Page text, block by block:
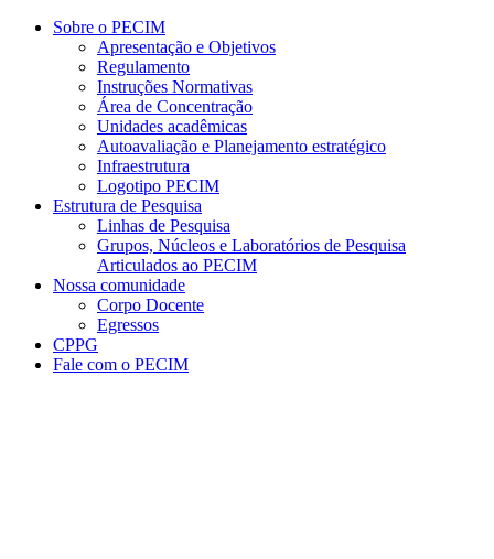
Conteúdo principal Menu principal
Sobre o PECIM
Apresentação e Objetivos
Regulamento
Instruções Normativas
Área de Concentração
Unidades acadêmicas
Autoavaliação e Planejamento estratégico
Infraestrutura
Logotipo PECIM
Estrutura de Pesquisa
Linhas de Pesquisa
Grupos, Núcleos e Laboratórios de Pesquisa
Articulados ao PECIM
Nossa comunidade
Corpo Docente
Egressos
CPPG
Fale com o PECIM